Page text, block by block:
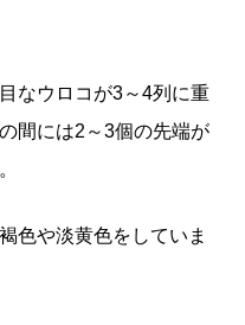
なウロコが3～4列に重
間には2～3個の先端が
色や淡黄色をしていま